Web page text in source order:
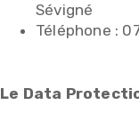
Sévigné
Téléphone :
Le Data